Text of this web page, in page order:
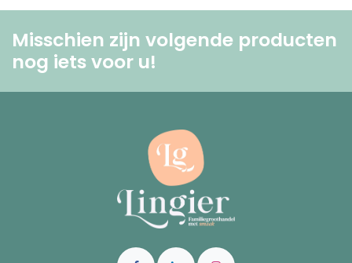
Misschien zijn volgende producten
nog iets voor u! ​